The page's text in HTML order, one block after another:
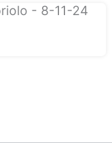
- 8-11-24